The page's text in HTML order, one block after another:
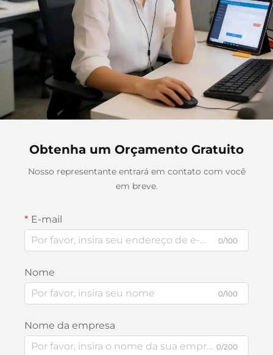
Obtenha um Orçamento Gratuito
Nosso representante entrará em contato com você
em breve.
E-mail
0/100
Nome
0/100
Nome da empresa
0/200